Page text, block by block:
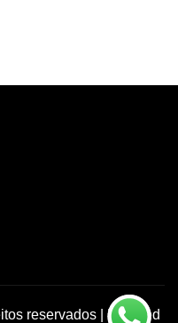
reservados | Plugged